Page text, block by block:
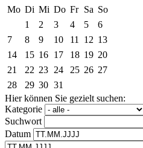
Mo Di Mi Do Fr Sa So
1
2 3 4 5
6
7
8 9 10 11 12 13
14
15 16 17 18 19 20
21
22 23 24 25 26 27
28
29 30 31
Hier können Sie gezielt suchen:
Kategorie
Suchwort
Datum